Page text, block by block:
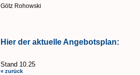
Götz Rohowski
Hier der aktuelle Angebotsplan:
Stand 10.25
« zurück